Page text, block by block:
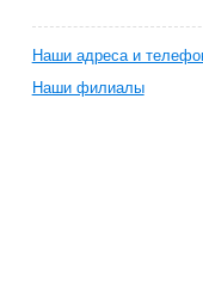
Наши адреса и
Наши филиалы